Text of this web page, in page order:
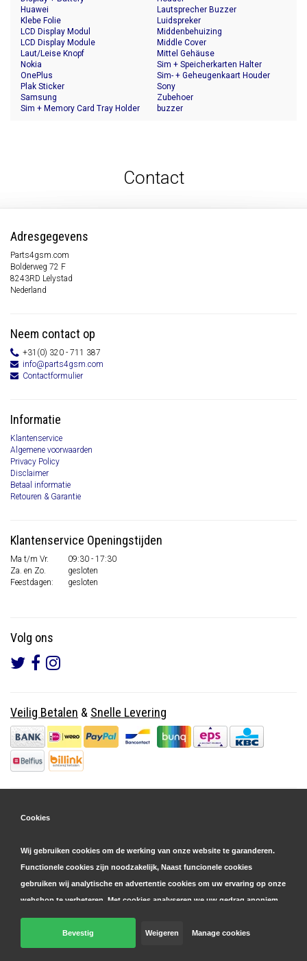
Huawei
Klebe Folie
LCD Display Modul
LCD Display Module
Laut/Leise Knopf
Lautsprecher Buzzer
Luidspreker
Middenbehuizing
Middle Cover
Mittel Gehäuse
Nokia
OnePlus
Plak Sticker
Samsung
Sim + Memory Card Tray Holder
Sim + Speicherkarten Halter
Sim- + Geheugenkaart Houder
Sony
Zubehoer
buzzer
Contact
Adresgegevens
Parts4gsm.com
Bolderweg 72 F
8243RD Lelystad
Nederland
Neem contact op
+31(0) 320 - 711 387
info@parts4gsm.com
Contactformulier
Informatie
Klantenservice
Algemene voorwaarden
Privacy Policy
Disclaimer
Betaal informatie
Retouren & Garantie
Klantenservice Openingstijden
Ma t/m Vr.
09:30 - 17:30
Za. en Zo.
gesloten
Feestdagen:
gesloten
Volg ons
Veilig Betalen & Snelle Levering
© Copyright 2026 Parts4GSM - Design byWebdinge.nl
Cookies
Wij gebruiken cookies om de werking van onze website te garanderen.
Functionele cookies zijn noodzakelijk, Naast funcionele cookies
gebruiken wij analytische en advertentie cookies om uw ervaring op onze
webshop te verbeteren. Met cookies analyseren we uw gedrag anoniem,
zowel binnen als buiten onze website, om onze diensten te
personaliseren en advertenties te tonen. Lees hier meer over in onze
cookie- en privacyverklaring. Klik op 'bevestigen' om akkoord te gaan
Bevestig Weigeren Manage cookies